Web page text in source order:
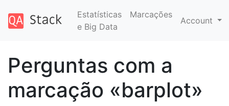
Estatísticas
e Big Data
Marcações
Account
Perguntas com a
marcação «barplot»